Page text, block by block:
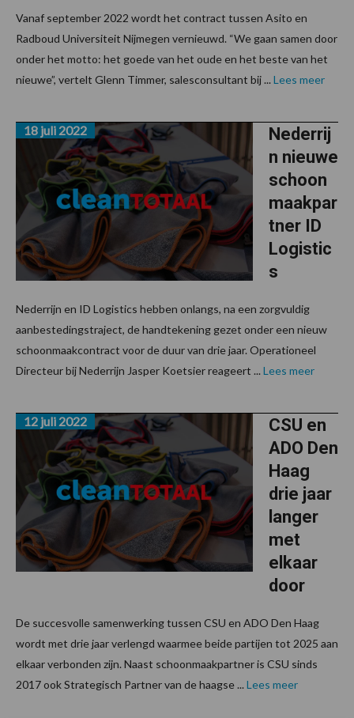
Vanaf september 2022 wordt het contract tussen Asito en
Radboud Universiteit Nijmegen vernieuwd. “We gaan samen door
onder het motto: het goede van het oude en het beste van het
nieuwe”, vertelt Glenn Timmer, salesconsultant bij ...Lees meer
Nederrij
n nieuwe
schoon
maakpar
tner ID
Logistic
s
18 juli 2022
Nederrijn en ID Logistics hebben onlangs, na een zorgvuldig
aanbestedingstraject, de handtekening gezet onder een nieuw
schoonmaakcontract voor de duur van drie jaar. Operationeel
Directeur bij Nederrijn Jasper Koetsier reageert ...Lees meer
CSU en
ADO Den
Haag
drie jaar
langer
met
elkaar
door
12 juli 2022
De succesvolle samenwerking tussen CSU en ADO Den Haag
wordt met drie jaar verlengd waarmee beide partijen tot 2025 aan
elkaar verbonden zijn. Naast schoonmaakpartner is CSU sinds
2017 ook Strategisch Partner van de haagse ...Lees meer